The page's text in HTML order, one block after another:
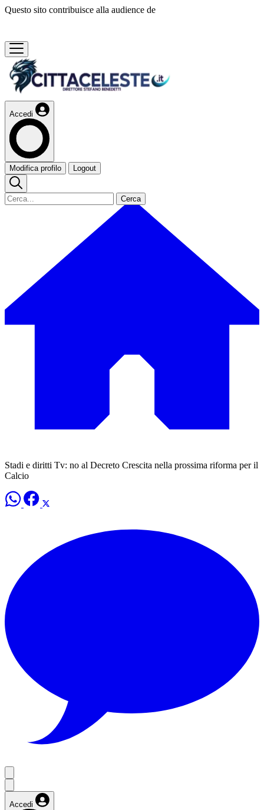
Questo sito contribuisce alla audience de
Accedi
Modifica profilo Logout
Cerca
Stadi e diritti Tv: no al Decreto Crescita nella prossima riforma per il
Calcio
Accedi